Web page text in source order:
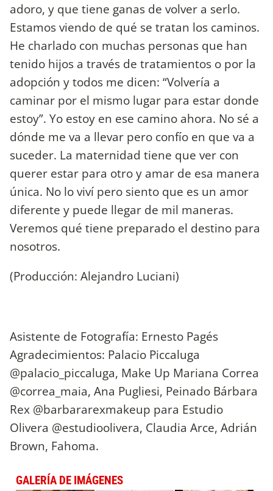
adoro, y que tiene ganas de volver a serlo.
Estamos viendo de qué se tratan los caminos.
He charlado con muchas personas que han
tenido hijos a través de tratamientos o por la
adopción y todos me dicen: “Volvería a
caminar por el mismo lugar para estar donde
estoy”. Yo estoy en ese camino ahora. No sé a
dónde me va a llevar pero confío en que va a
suceder. La maternidad tiene que ver con
querer estar para otro y amar de esa manera
única. No lo viví pero siento que es un amor
diferente y puede llegar de mil maneras.
Veremos qué tiene preparado el destino para
nosotros.
(Producción: Alejandro Luciani)
Asistente de Fotografía: Ernesto Pagés
Agradecimientos: Palacio Piccaluga
@palacio_piccaluga, Make Up Mariana Correa
@correa_maia, Ana Pugliesi, Peinado Bárbara
Rex @barbararexmakeup para Estudio
Olivera @estudioolivera, Claudia Arce, Adrián
Brown, Fahoma.
GALERÍA DE IMÁGENES